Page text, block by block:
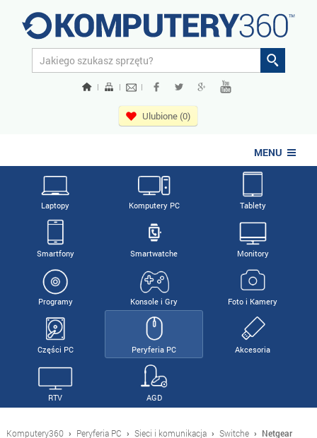
| | |
Ulubione (0)
MENU
Laptopy Komputery PC Tablety
Smartfony Smartwatche Monitory
Programy Konsole i Gry Foto i Kamery
Części PC Peryferia PC Akcesoria
RTV AGD
Komputery360 › Peryferia PC › Sieci i komunikacja › Switche › Netgear